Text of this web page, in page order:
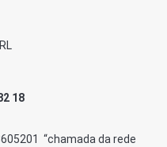
18
“chamada da rede